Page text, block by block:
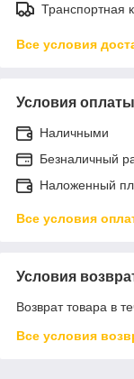
Транспортная
Все условия
Условия оплаты
Наличными
Безналичный
Наложенный
Все условия
Условия
Возврат товара в
Все условия